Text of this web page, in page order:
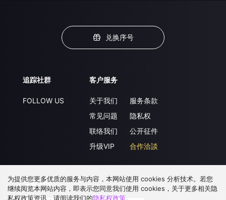
兑换序号
追踪社群
FOLLOW US
客户服务
关于我们
常见问题
联络我们
升级VIP
服务条款
隐私权
公开征件
合作洽談
下载 APP
为提供您更多优质的服务与内容，本网站使用 cookies 分析技术。若您
继续阅览本网站内容，即表示您同意我们使用 cookies，关于更多相关隐
私权政策资讯，请阅读我们的隐私权政策。